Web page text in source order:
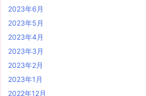
2023年6月
2023年5月
2023年4月
2023年3月
2023年2月
2023年1月
2022年12月